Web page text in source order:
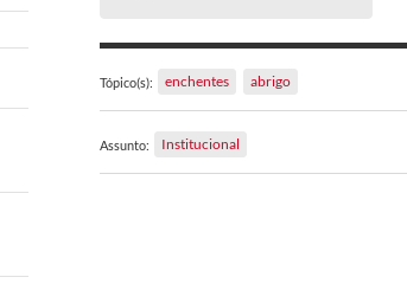
Tópico(s): enchentes abrigo
Assunto: Institucional